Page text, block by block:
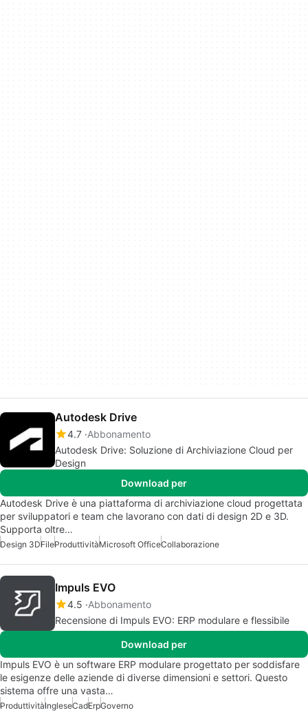
Autodesk Drive
4.7 Abbonamento
Autodesk Drive: Soluzione di Archiviazione Cloud per
Design
Download per
Autodesk Drive è una piattaforma di archiviazione cloud progettata
per sviluppatori e team che lavorano con dati di design 2D e 3D.
Supporta oltre…
Design 3DFileProduttivitàMicrosoft OfficeCollaborazione
Impuls EVO
4.5 Abbonamento
Recensione di Impuls EVO: ERP modulare e flessibile
Download per
Impuls EVO è un software ERP modulare progettato per soddisfare
le esigenze delle aziende di diverse dimensioni e settori. Questo
sistema offre una vasta…
ProduttivitàIngleseCadErpGoverno